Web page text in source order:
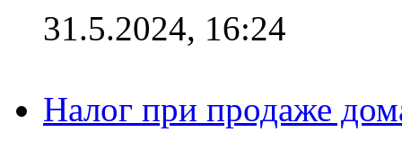
31.5.2024, 16:24
Налог при продаже